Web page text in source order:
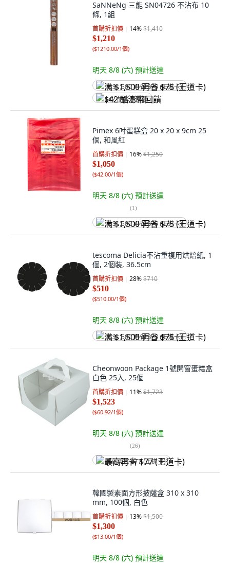
SaNNeNg 三能 SN04726 不沾布 10
條, 1組
首購折扣價 14%$1,410
$1,210
($1210.00/1個)
明天 8/8 (六) 預計送達
满 $1,500 再省 $75 (王道卡)
$42 酷澎幣回饋
Pimex 6吋蛋糕盒 20 x 20 x 9cm 25
個, 和風紅
首購折扣價 16%$1,250
$1,050
($42.00/1個)
明天 8/8 (六) 預計送達
(1)
满 $1,500 再省 $75 (王道卡)
tescoma Delicia不沾重複用烘焙紙, 1
個, 2個裝, 36.5cm
首購折扣價 28%$710
$510
($510.00/1個)
明天 8/8 (六) 預計送達
满 $1,500 再省 $75 (王道卡)
Cheonwoon Package 1號開窗蛋糕盒
白色 25入, 25個
首購折扣價 11%$1,723
$1,523
($60.92/1個)
明天 8/8 (六) 預計送達
(26)
最高再省 $77 (王道卡)
韓國製素面方形披薩盒 310 x 310
mm, 100個, 白色
首購折扣價 13%$1,500
$1,300
($13.00/1個)
明天 8/8 (六) 預計送達